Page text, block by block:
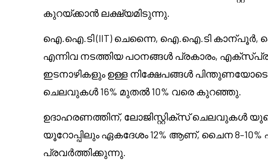
കുറയ്ക്കാൻ ലക്ഷ്യമിടുന്നു.
ഐ.ഐ.ടി (IIT) ചെന്നൈ, ഐ.ഐ.ടി കാന്പൂർ,
എന്നിവ നടത്തിയ പഠനങ്ങൾ പ്രകാരം,
ഇടനാഴികളും ഉള്ള നിക്ഷേപങ്ങൾ
ചെലവുകൾ 16% മുതൽ 10% വരെ കുറഞ്ഞു.
ഉദാഹരണത്തിന്, ലോജിസ്റ്റിക്സ് ചെലവുകൾ
യൂറോപ്പിലും ഏകദേശം 12% ആണ്, ചൈന 8–10%
പ്രവർത്തിക്കുന്നു.